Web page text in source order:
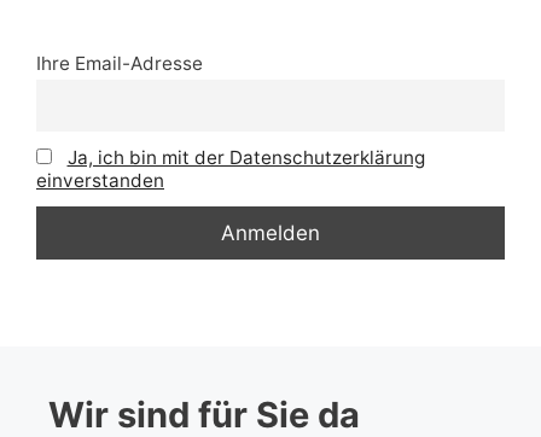
Ihre Email-Adresse
Ja, ich bin mit der Datenschutzerklärung
einverstanden
Wir sind für Sie da